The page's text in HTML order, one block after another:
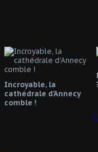
Incroyable, la
cathédrale d'Annecy
comble !